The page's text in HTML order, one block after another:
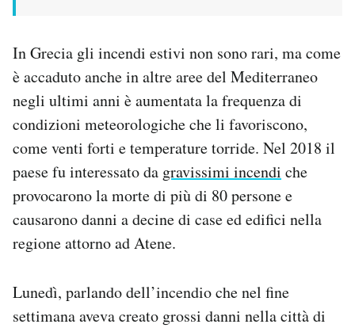
In Grecia gli incendi estivi non sono rari, ma come
è accaduto anche in altre aree del Mediterraneo
negli ultimi anni è aumentata la frequenza di
condizioni meteorologiche che li favoriscono,
come venti forti e temperature torride. Nel 2018 il
paese fu interessato da gravissimi incendi che
provocarono la morte di più di 80 persone e
causarono danni a decine di case ed edifici nella
regione attorno ad Atene.
Lunedì, parlando dell’incendio che nel fine
settimana aveva creato grossi danni nella città di